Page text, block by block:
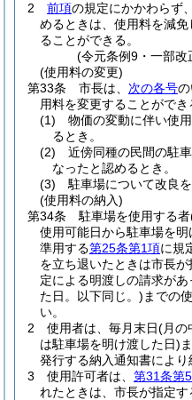
2
前項の規定にかかわらず
めるときは、使用料を減
ることができる。
(令元条例9・一部改
(使用料の変更)
第33条
市長は、 次の各号
用料を変更することができ
(1)
物価の変動に伴い使
るとき。
(2)
近傍同種の民間の駐
なったと認めるとき。
(3)
駐車場について改良を
(使用料の納入)
第34条
駐車場を使用する者
使用可能日から駐車場を明
準用する第25条第1項に規
を立ち退いたときは市長が
定による明渡しの請求が
た日。以下同じ。) までの
い。
2
使用者は、毎月末日(月の
は駐車場を明け渡した日)
発行する納入通知書により
3
使用許可者は、 第31条第
れたときは、市長が指定